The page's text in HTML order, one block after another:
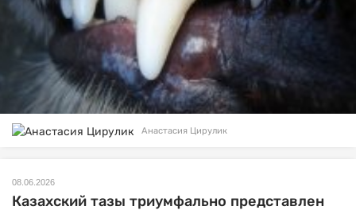
Анастасия Цирулик
08.06.2026
Казахский тазы триумфально представлен